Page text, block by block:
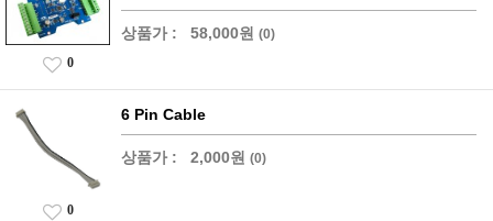
상품가 : 58,000원 (0)
0
6 Pin Cable
상품가 : 2,000원 (0)
0